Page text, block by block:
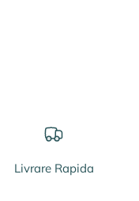
Livrare Rapida